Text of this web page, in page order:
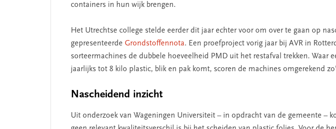
containers in hun wijk brengen.
Het Utrechtse college stelde eerder dit jaar echter voor om over te gaan op
gepresenteerde Grondstoffennota. Een proefproject vorig jaar bij AVR in
sorteermachines de dubbele hoeveelheid PMD uit het restafval trekken. Waar
jaarlijks tot 8 kilo plastic, blik en pak komt, scoren de machines omgerekend
Nascheidend inzicht
Uit onderzoek van Wageningen Universiteit – in opdracht van de gemeente –